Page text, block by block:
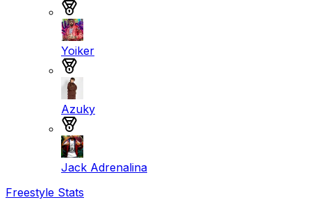
Yoiker
Azuky
Jack Adrenalina
Freestyle Stats